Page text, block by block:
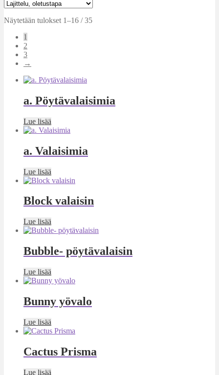
Näytetään tulokset 1–16 / 35
1
2
3
→
a. Pöytävalaisimia
Lue lisää
a. Valaisimia
Lue lisää
Block valaisin
Lue lisää
Bubble- pöytävalaisin
Lue lisää
Bunny yövalo
Lue lisää
Cactus Prisma
Lue lisää